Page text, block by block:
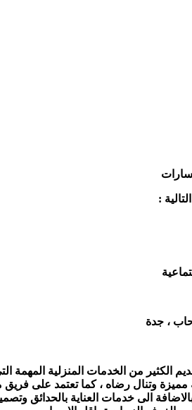
:
، جدة
من الخدمات المنزلية المهمة
وتنال رضاه ، كما تعتمد على
الى خدمات العناية بالحدائق